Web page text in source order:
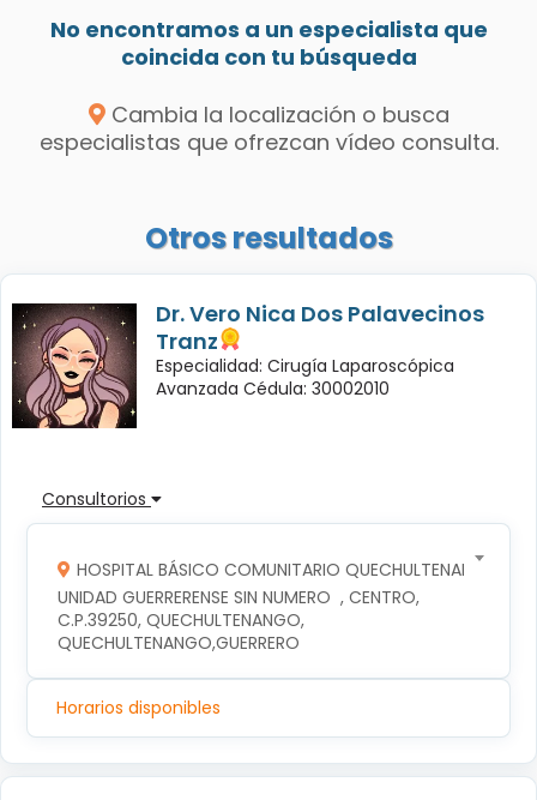
No encontramos a un especialista que
coincida con tu búsqueda
Cambia la localización o busca
especialistas que ofrezcan vídeo consulta.
Otros resultados
Dr. Vero Nica Dos Palavecinos
Tranz
Especialidad: Cirugía Laparoscópica
Avanzada Cédula: 30002010
Consultorios
HOSPITAL BÁSICO COMUNITARIO QUECHULTENANGO
UNIDAD GUERRERENSE SIN NUMERO  , CENTRO,
C.P.39250, QUECHULTENANGO,
QUECHULTENANGO,GUERRERO
Horarios disponibles